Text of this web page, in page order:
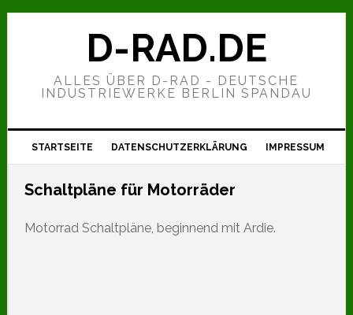
Zur
Hauptnavigation
Zum
Zur
D-RAD.DE
ALLES ÜBER D-RAD - DEUTSCHE
INDUSTRIEWERKE BERLIN SPANDAU
STARTSEITE DATENSCHUTZERKLÄRUNG IMPRESSUM
Schaltpläne für Motorräder
Motorrad Schaltpläne, beginnend mit Ardie.